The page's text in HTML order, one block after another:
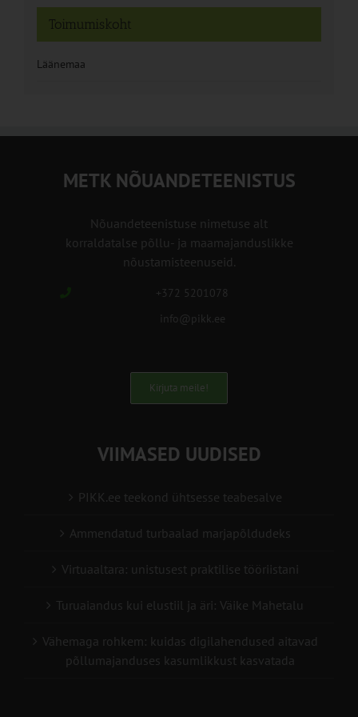
Toimumiskoht
Läänemaa
METK NÕUANDETEENISTUS
Nõuandeteenistuse nimetuse alt
korraldatalse põllu- ja maamajanduslikke
nõustamisteenuseid.
+372 5201078
info@pikk.ee
Kirjuta meile!
VIIMASED UUDISED
PIKK.ee teekond ühtsesse teabesalve
Ammendatud turbaalad marjapõldudeks
Virtuaaltara: unistusest praktilise tööriistani
Turuaiandus kui elustiil ja äri: Väike Mahetalu
Vähemaga rohkem: kuidas digilahendused aitavad
põllumajanduses kasumlikkust kasvatada